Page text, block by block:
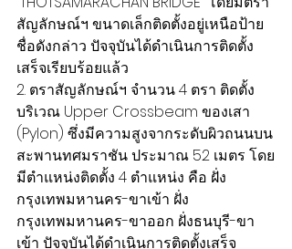
สัญลักษณ์ฯ ขนาดเล็กติดตั้งอยู่เหนือป้าย
ชื่อดังกล่าว ปัจจุบันได้ดำเนินการติดตั้ง
เสร็จเรียบร้อยแล้ว
2. ตราสัญลักษณ์ฯ จำนวน 4 ตรา ติดตั้ง
บริเวณ Upper Crossbeam ของเสา
(Pylon) ซึ่งมีความสูงจากระดับผิวถนนบน
สะพานทศมราชัน ประมาณ 52 เมตร โดย
มีตำแหน่งติดตั้ง 4 ตำแหน่ง คือ ฝั่ง
กรุงเทพมหานคร-ขาเข้า ฝั่ง
กรุงเทพมหานคร-ขาออก ฝั่งธนบุรี-ขา
เข้า ปัจจุบันได้ดำเนินการติดตั้งเสร็จ